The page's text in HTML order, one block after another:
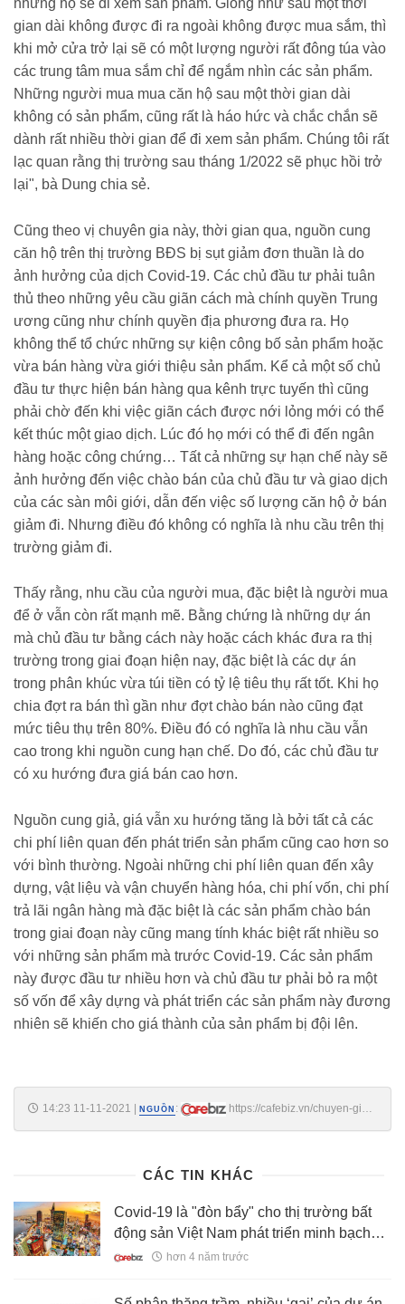
nhưng họ sẽ đi xem sản phẩm. Giống như sau một thời
gian dài không được đi ra ngoài không được mua sắm, thì
khi mở cửa trở lại sẽ có một lượng người rất đông túa vào
các trung tâm mua sắm chỉ để ngắm nhìn các sản phẩm.
Những người mua mua căn hộ sau một thời gian dài
không có sản phẩm, cũng rất là háo hức và chắc chắn sẽ
dành rất nhiều thời gian để đi xem sản phẩm. Chúng tôi rất
lạc quan rằng thị trường sau tháng 1/2022 sẽ phục hồi trở
lại", bà Dung chia sẻ.
Cũng theo vị chuyên gia này, thời gian qua, nguồn cung
căn hộ trên thị trường BĐS bị sụt giảm đơn thuần là do
ảnh hưởng của dịch Covid-19. Các chủ đầu tư phải tuân
thủ theo những yêu cầu giãn cách mà chính quyền Trung
ương cũng như chính quyền địa phương đưa ra. Họ
không thể tổ chức những sự kiện công bố sản phẩm hoặc
vừa bán hàng vừa giới thiệu sản phẩm. Kể cả một số chủ
đầu tư thực hiện bán hàng qua kênh trực tuyến thì cũng
phải chờ đến khi việc giãn cách được nới lỏng mới có thể
kết thúc một giao dịch. Lúc đó họ mới có thể đi đến ngân
hàng hoặc công chứng… Tất cả những sự hạn chế này sẽ
ảnh hưởng đến việc chào bán của chủ đầu tư và giao dịch
của các sàn môi giới, dẫn đến việc số lượng căn hộ ở bán
giảm đi. Nhưng điều đó không có nghĩa là nhu cầu trên thị
trường giảm đi.
Thấy rằng, nhu cầu của người mua, đặc biệt là người mua
để ở vẫn còn rất mạnh mẽ. Bằng chứng là những dự án
mà chủ đầu tư bằng cách này hoặc cách khác đưa ra thị
trường trong giai đoạn hiện nay, đặc biệt là các dự án
trong phân khúc vừa túi tiền có tỷ lệ tiêu thụ rất tốt. Khi họ
chia đợt ra bán thì gần như đợt chào bán nào cũng đạt
mức tiêu thụ trên 80%. Điều đó có nghĩa là nhu cầu vẫn
cao trong khi nguồn cung hạn chế. Do đó, các chủ đầu tư
có xu hướng đưa giá bán cao hơn.
Nguồn cung giả, giá vẫn xu hướng tăng là bởi tất cả các
chi phí liên quan đến phát triển sản phẩm cũng cao hơn so
với bình thường. Ngoài những chi phí liên quan đến xây
dựng, vật liệu và vận chuyển hàng hóa, chi phí vốn, chi phí
trả lãi ngân hàng mà đặc biệt là các sản phẩm chào bán
trong giai đoạn này cũng mang tính khác biệt rất nhiều so
với những sản phẩm mà trước Covid-19. Các sản phẩm
này được đầu tư nhiều hơn và chủ đầu tư phải bỏ ra một
số vốn để xây dựng và phát triển các sản phẩm này đương
nhiên sẽ khiến cho giá thành của sản phẩm bị đội lên.
14:23 11-11-2021 NGUỒN :
https://cafebiz.vn/chuyen-gia-
CÁC TIN KHÁC
Covid-19 là "đòn bẩy" cho thị trường bất
động sản Việt Nam phát triển minh bạch
hơn?
hơn 4 năm trước